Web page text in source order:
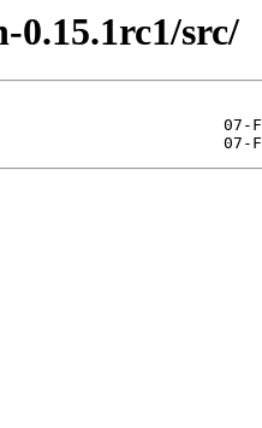
0.15.1rc1/src/